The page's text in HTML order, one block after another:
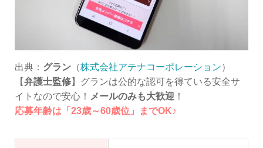
出典： グラン（株式会社アテナコーポレーション）
【弁護士監修】グランは公的な認可を得ている安全サ
イトなので安心！ メールのみも大歓迎 ！
応募年齢は「23歳～60歳位」までOK♪